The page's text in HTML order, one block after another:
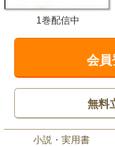
1巻配信中
会員
無料
小説・実用書